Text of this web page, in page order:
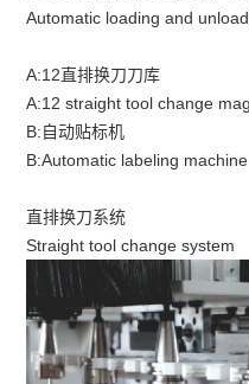
Automatic loading and
A:12直排换刀刀库
A:12 straight tool change
B:自动贴标机
B:Automatic labeling machine
直排换刀系统
Straight tool change system